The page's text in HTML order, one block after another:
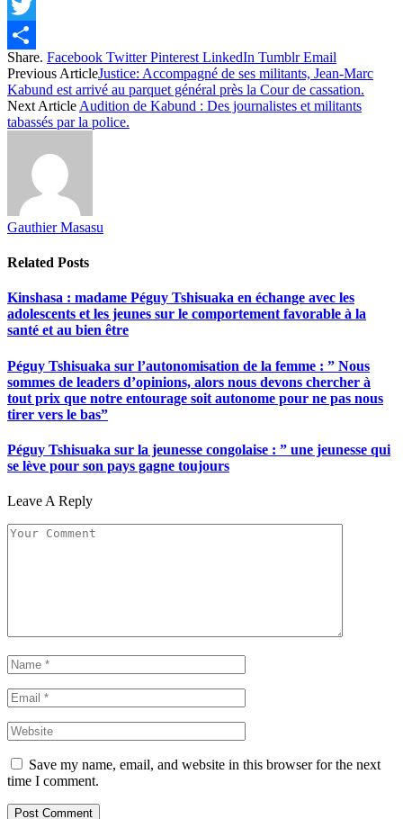
Facebook
Twitter
Share
Share. Facebook Twitter Pinterest LinkedIn Tumblr Email
Previous ArticleJustice: Accompagné de ses militants, Jean-Marc
Kabund est arrivé au parquet général près la Cour de cassation.
Next Article Audition de Kabund : Des journalistes et militants
tabassés par la police.
Gauthier Masasu
Related Posts
Kinshasa : madame Péguy Tshisuaka en échange avec les
adolescents et les jeunes sur le comportement favorable à la
santé et au bien être
Péguy Tshisuaka sur l’autonomisation de la femme : ” Nous
sommes de leaders d’opinions, alors nous devons chercher à
tout prix que notre entourage soit autonome pour ne pas nous
tirer vers le bas”
Péguy Tshisuaka sur la jeunesse congolaise : ” une jeunesse qui
se lève pour son pays gagne toujours
Leave A Reply
Save my name, email, and website in this browser for the next
time I comment.